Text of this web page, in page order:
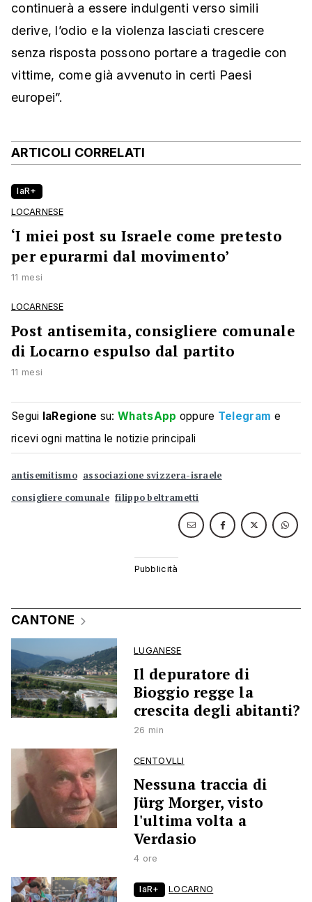
continuerà a essere indulgenti verso simili
derive, l’odio e la violenza lasciati crescere
senza risposta possono portare a tragedie con
vittime, come già avvenuto in certi Paesi
europei”.
ARTICOLI CORRELATI
laR+
LOCARNESE
‘I miei post su Israele come pretesto
per epurarmi dal movimento’
11 mesi
LOCARNESE
Post antisemita, consigliere comunale
di Locarno espulso dal partito
11 mesi
Segui laRegione su:WhatsApp oppure Telegram e
ricevi ogni mattina le notizie principali
antisemitismo associazione svizzera-israele
consigliere comunale filippo beltrametti
CANTONE
LUGANESE
Il depuratore di
Bioggio regge la
crescita degli abitanti?
26 min
CENTOVLLI
Nessuna traccia di
Jürg Morger, visto
l'ultima volta a
Verdasio
4 ore
laR+ LOCARNO